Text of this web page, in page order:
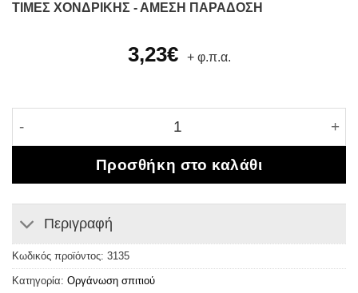
ΤΙΜΕΣ ΧΟΝΔΡΙΚΗΣ - ΑΜΕΣΗ ΠΑΡΑΔΟΣΗ
3,23€ + φ.π.α.
Σιδερόπανο αλουμινίου ποσότητα
Προσθήκη στο καλάθι
Περιγραφή
Κωδικός προϊόντος: 3135
Κατηγορία: Οργάνωση σπιτιού